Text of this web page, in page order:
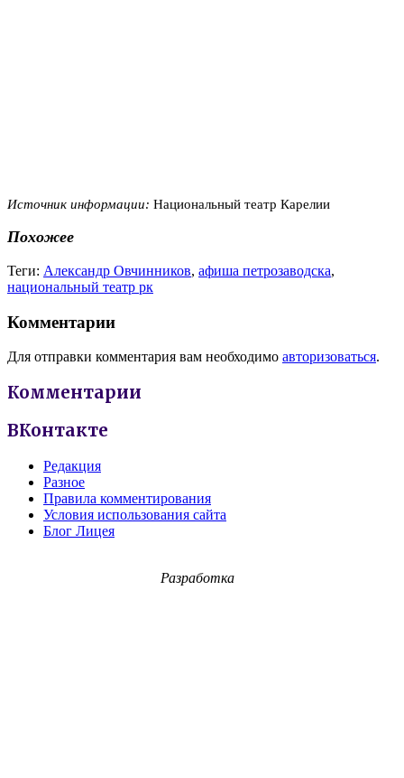
Источник информации: Национальный театр Карелии
Похожее
Теги: Александр Овчинников, афиша петрозаводска,
национальный театр рк
Комментарии
Для отправки комментария вам необходимо авторизоваться.
Комментарии
ВКонтакте
Редакция
Разное
Правила комментирования
Условия использования сайта
Блог Лицея
Разработка